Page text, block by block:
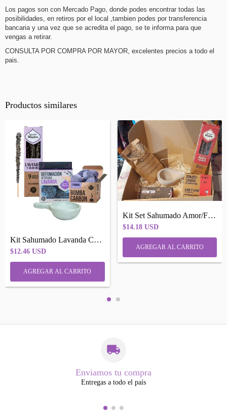
Los pagos son con Mercado Pago, donde podes encontrar todas las
posibilidades, en retiros por el local ,tambien podes por transferencia
bancaria y una vez que se acredita el pago, se te informa para que
vengas a retirar.
CONSULTA POR COMPRA POR MAYOR, excelentes precios a todo el
pais.
Productos similares
Kit Sahumado Lavanda Calma/relajacion
$12.46 USD
Kit Set Sahumado Amor/Felicidad Sagrada...
$14.18 USD
Enviamos tu compra
Entregas a todo el país